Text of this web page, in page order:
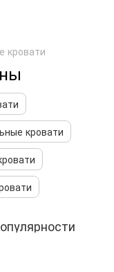
кровати
кровати